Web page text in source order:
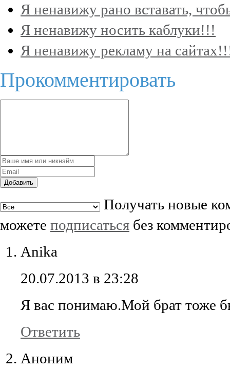
Я ненавижу рано вставать,
Я ненавижу носить каблуки!!!
Я ненавижу рекламу на
Прокомментировать
Добавить
Получать новые
можете подписаться без
Anika
20.07.2013 в 23:28
Я вас понимаю.Мой брат тоже
Ответить
Аноним